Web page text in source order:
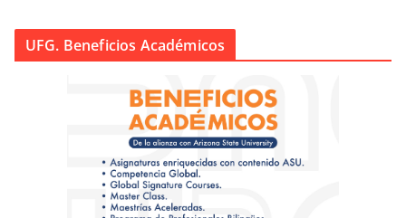
UFG. Beneficios Académicos